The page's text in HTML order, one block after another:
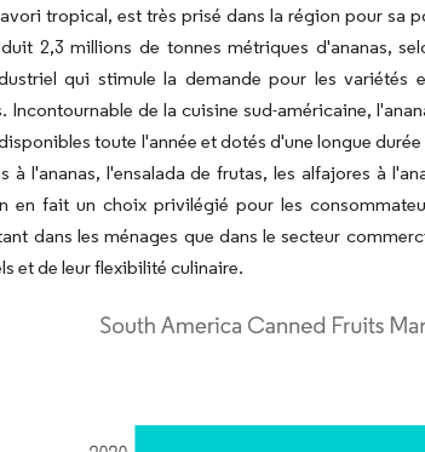
tropical, est très prisé dans la région pour sa
2,3 millions de tonnes métriques d'ananas,
qui stimule la demande pour les variétés
Incontournable de la cuisine sud-américaine,
toute l'année et dotés d'une longue
à l'ananas, l'ensalada de frutas, les alfajores à
en fait un choix privilégié pour les
dans les ménages que dans le secteur
et de leur flexibilité culinaire.